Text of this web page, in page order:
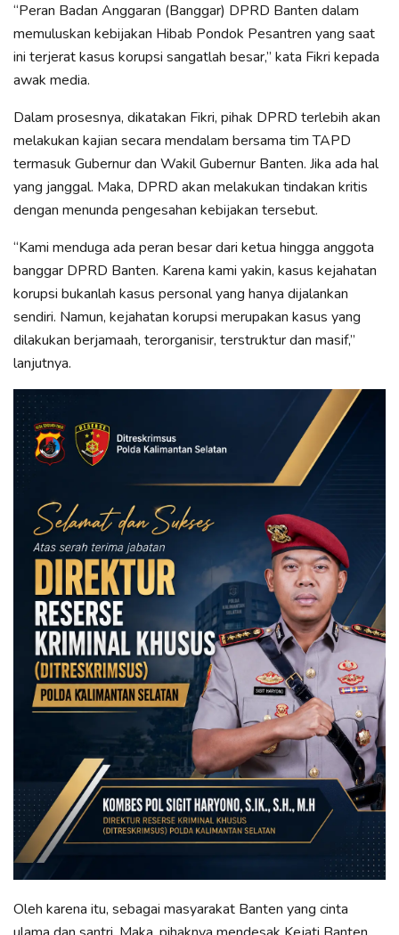
“Peran Badan Anggaran (Banggar) DPRD Banten dalam
memuluskan kebijakan Hibab Pondok Pesantren yang saat
ini terjerat kasus korupsi sangatlah besar,” kata Fikri kepada
awak media.
Dalam prosesnya, dikatakan Fikri, pihak DPRD terlebih akan
melakukan kajian secara mendalam bersama tim TAPD
termasuk Gubernur dan Wakil Gubernur Banten. Jika ada hal
yang janggal. Maka, DPRD akan melakukan tindakan kritis
dengan menunda pengesahan kebijakan tersebut.
“Kami menduga ada peran besar dari ketua hingga anggota
banggar DPRD Banten. Karena kami yakin, kasus kejahatan
korupsi bukanlah kasus personal yang hanya dijalankan
sendiri. Namun, kejahatan korupsi merupakan kasus yang
dilakukan berjamaah, terorganisir, terstruktur dan masif,”
lanjutnya.
Oleh karena itu, sebagai masyarakat Banten yang cinta